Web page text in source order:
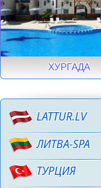
ХУРГАДА
LATTUR.LV
ЛИТВА-SPA
ТУРЦИЯ